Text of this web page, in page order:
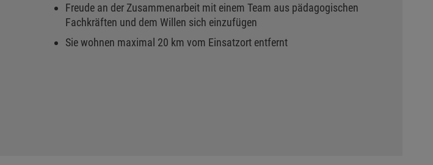
Freude an der Zusammenarbeit mit einem Team aus pädagogischen
Fachkräften und dem Willen sich einzufügen
Sie wohnen maximal 20 km vom Einsatzort entfernt